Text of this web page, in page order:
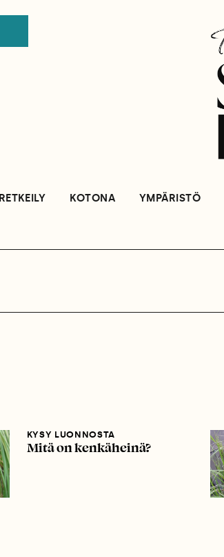
RETKEILY KOTONA YMPÄRISTÖ
KYSY LUONNOSTA
Mitä on kenkäheinä?